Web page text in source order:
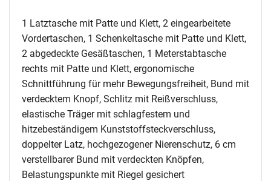
1 Latztasche mit Patte und Klett, 2 eingearbeitete
Vordertaschen, 1 Schenkeltasche mit Patte und Klett,
2 abgedeckte Gesäßtaschen, 1 Meterstabtasche
rechts mit Patte und Klett, ergonomische
Schnittführung für mehr Bewegungsfreiheit, Bund mit
verdecktem Knopf, Schlitz mit Reißverschluss,
elastische Träger mit schlagfestem und
hitzebeständigem Kunststoffsteckverschluss,
doppelter Latz, hochgezogener Nierenschutz, 6 cm
verstellbarer Bund mit verdeckten Knöpfen,
Belastungspunkte mit Riegel gesichert